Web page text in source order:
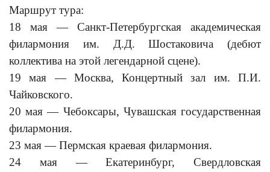
Маршрут тура:
18 мая — Санкт-Петербургская академическая
филармония им. Д.Д. Шостаковича (дебют
коллектива на этой легендарной сцене).
19 мая — Москва, Концертный зал им. П.И.
Чайковского.
20 мая — Чебоксары, Чувашская государственная
филармония.
23 мая — Пермская краевая филармония.
24 мая — Екатеринбург, Свердловская